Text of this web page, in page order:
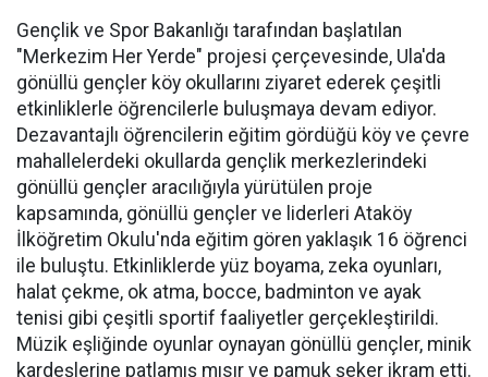
Gençlik ve Spor Bakanlığı tarafından başlatılan
"Merkezim Her Yerde" projesi çerçevesinde, Ula'da
gönüllü gençler köy okullarını ziyaret ederek çeşitli
etkinliklerle öğrencilerle buluşmaya devam ediyor.
Dezavantajlı öğrencilerin eğitim gördüğü köy ve çevre
mahallelerdeki okullarda gençlik merkezlerindeki
gönüllü gençler aracılığıyla yürütülen proje
kapsamında, gönüllü gençler ve liderleri Ataköy
İlköğretim Okulu'nda eğitim gören yaklaşık 16 öğrenci
ile buluştu. Etkinliklerde yüz boyama, zeka oyunları,
halat çekme, ok atma, bocce, badminton ve ayak
tenisi gibi çeşitli sportif faaliyetler gerçekleştirildi.
Müzik eşliğinde oyunlar oynayan gönüllü gençler, minik
kardeşlerine patlamış mısır ve pamuk şeker ikram etti.